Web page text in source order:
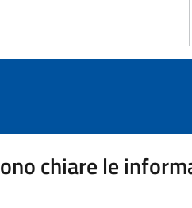
chiare le